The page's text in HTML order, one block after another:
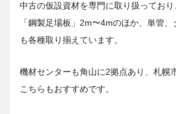
中古の仮設資材を専門に取り扱っており
「鋼製足場板」2m〜4mのほか、単管
も各種取り揃えています。
機材センターも角山に2拠点あり、札幌
こちらもおすすめです。